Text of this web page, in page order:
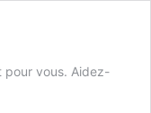
pour vous. Aidez-